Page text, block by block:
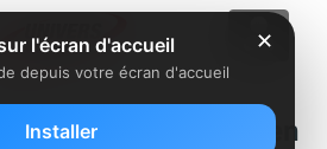
et iGeneration en
✕
l'écran d'accueil
depuis votre écran d'accueil
Installer